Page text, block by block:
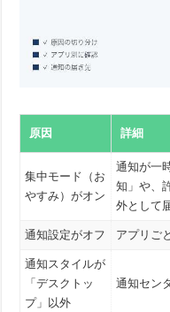
原因 詳細
集中モード（お
やすみ）がオン
通知が一
知」や、
外として
通知設定がオフ アプリご
通知スタイルが
「デスクトッ
プ」以外
通知セン